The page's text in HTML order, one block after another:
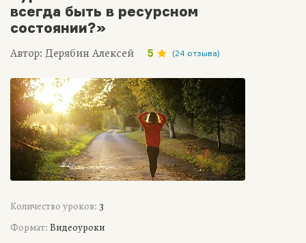
всегда быть в ресурсном
состоянии?»
Автор: Дерябин Алексей 5 (24 отзыва)
Количество уроков: 3
Формат: Видеоуроки